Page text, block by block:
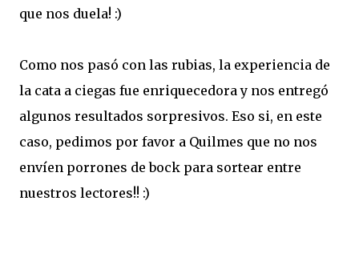
que nos duela! :)
Como nos pasó con las rubias, la experiencia de
la cata a ciegas fue enriquecedora y nos entregó
algunos resultados sorpresivos. Eso si, en este
caso, pedimos por favor a Quilmes que no nos
envíen porrones de bock para sortear entre
nuestros lectores!! :)